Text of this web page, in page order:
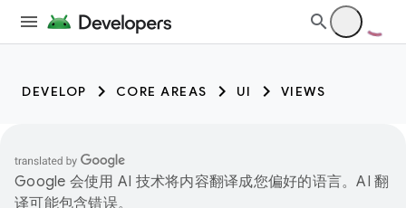
DEVELOP CORE AREAS UI VIEWS
Google 会使用 AI 技术将内容翻译成您偏好的语言。AI 翻
译可能包含错误。